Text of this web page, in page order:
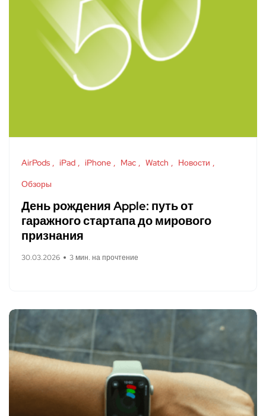
AirPods iPad iPhone Mac Watch
Новости
Обзоры
День рождения Apple: путь от
гаражного стартапа до мирового
признания
30.03.2026 3 мин. на прочтение